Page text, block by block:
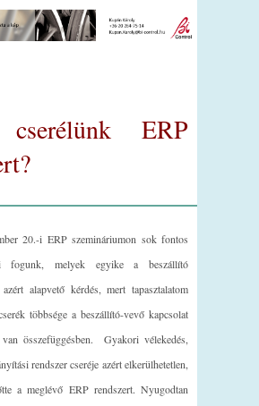
ERP
20.-i ERP szemináriumon sok fontos
fogunk, melyek egyike a beszállító
alapvető kérdés, mert tapasztalatom
többsége a beszállító-vevő kapcsolat
van összefüggésben. Gyakori vélekedés,
rendszer cseréje azért elkerülhetetlen,
a meglévő ERP rendszert. Nyugodtan